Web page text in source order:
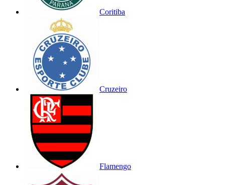
Coritiba
Cruzeiro
Flamengo